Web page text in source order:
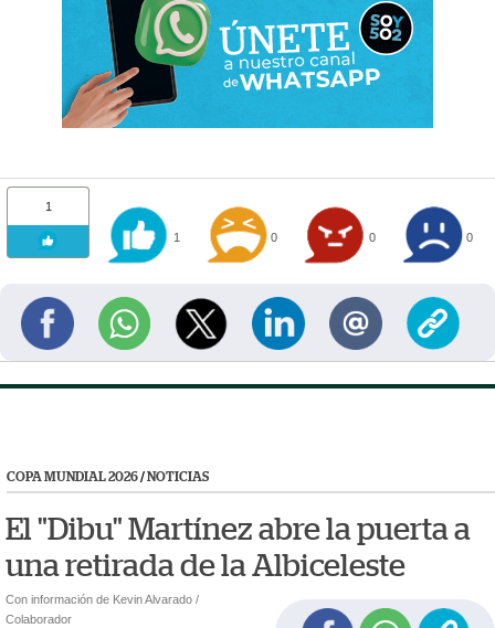
1
1 0 0 0
COPA MUNDIAL 2026/NOTICIAS
El "Dibu" Martínez abre la puerta a
una retirada de la Albiceleste
Con información de Kevin Alvarado /
Colaborador